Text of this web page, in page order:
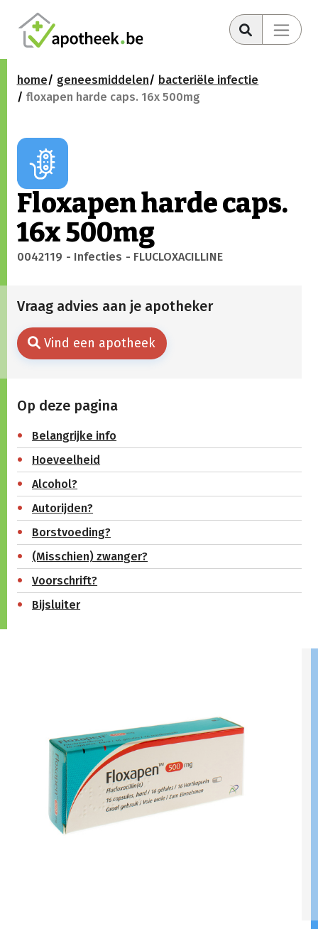
home geneesmiddelen
bacteriële infectie
floxapen harde caps. 16x 500mg
Floxapen harde caps.
16x 500mg
0042119 - Infecties - FLUCLOXACILLINE
Vraag advies aan je apotheker
Vind een apotheek
Op deze pagina
Belangrijke info
Hoeveelheid
Alcohol?
Autorijden?
Borstvoeding?
(Misschien) zwanger?
Voorschrift?
Bijsluiter